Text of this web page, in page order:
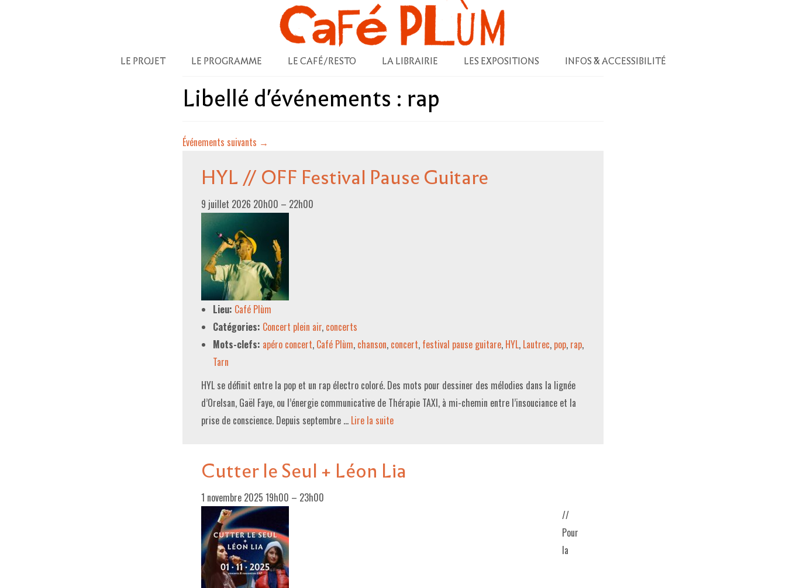
LE PROJET LE PROGRAMME LE CAFÉ/RESTO LA LIBRAIRIE LES EXPOSITIONS INFOS & ACCESSIBILITÉ
Libellé d'événements : rap
Événements suivants →
HYL // OFF Festival Pause Guitare
9 juillet 2026 20h00 – 22h00
Lieu: Café Plùm
Catégories: Concert plein air, concerts
Mots-clefs: apéro concert, Café Plùm, chanson, concert, festival pause guitare, HYL, Lautrec, pop, rap,
Tarn
HYL se définit entre la pop et un rap électro coloré. Des mots pour dessiner des mélodies dans la lignée
d’Orelsan, Gaël Faye, ou l’énergie communicative de Thérapie TAXI, à mi-chemin entre l’insouciance et la
prise de conscience. Depuis septembre … Lire la suite­­
Cutter le Seul + Léon Lia
1 novembre 2025 19h00 – 23h00
//
Pour
la